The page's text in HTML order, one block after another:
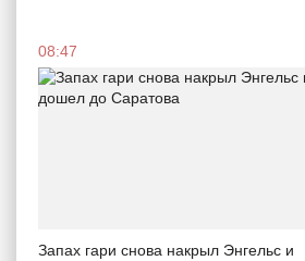
08:47
Запах гари снова накрыл Энгельс и